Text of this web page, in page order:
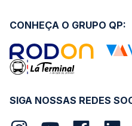
SIGA NOSSAS REDES
CONHEÇA O GRUPO QP: